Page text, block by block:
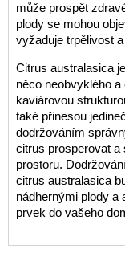
může prospět
plody se mohou
vyžaduje trpělivost
Citrus australasica
něco neobvyklého
kaviárovou
také přinesou
dodržováním
citrus prosperovat
prostoru.
citrus australasica
nádhernými plody a
prvek do vašeho